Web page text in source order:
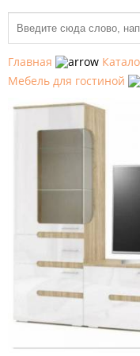
Главная
Мебель для гостиной
МЕБЕЛЬ
КУХНИ
ДЕТСКАЯ
МЕБЕЛЬ
СПАЛЬНИ
ГОСТИНОЙ